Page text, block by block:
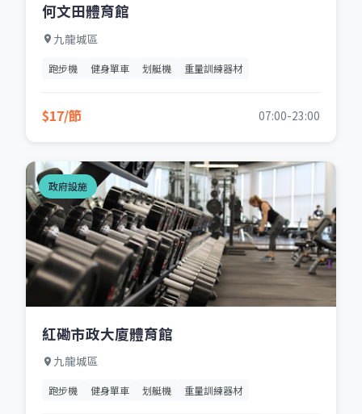
何文田體育館
九龍城區
跑步機 健身單車 划艇機 重量訓練器材
$17/節 07:00-23:00
政府設施
紅磡市政大廈體育館
九龍城區
跑步機 健身單車 划艇機 重量訓練器材